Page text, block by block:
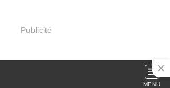
Publicité
MENU